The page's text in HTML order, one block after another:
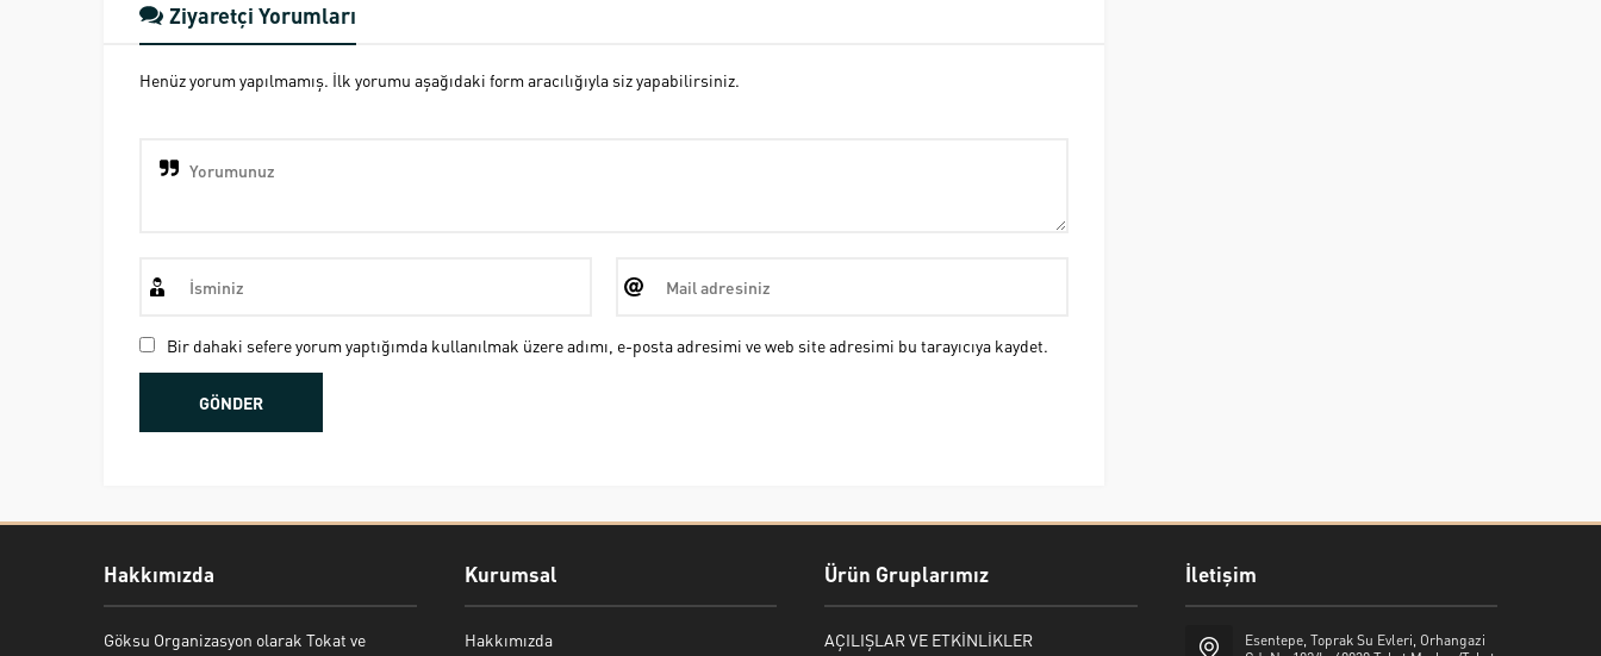
Ziyaretçi Yorumları
Henüz yorum yapılmamış. İlk yorumu aşağıdaki form aracılığıyla siz yapabilirsiniz.
Bir dahaki sefere yorum yaptığımda kullanılmak üzere adımı, e-posta adresimi ve web site adresimi bu tarayıcıya kaydet.
Hakkımızda
Göksu Organizasyon olarak Tokat ve
Kurumsal
Hakkımızda
Ürün Gruplarımız
AÇILIŞLAR VE ETKİNLİKLER
İletişim
Esentepe, Toprak Su Evleri, Orhangazi
Bekir Kiper